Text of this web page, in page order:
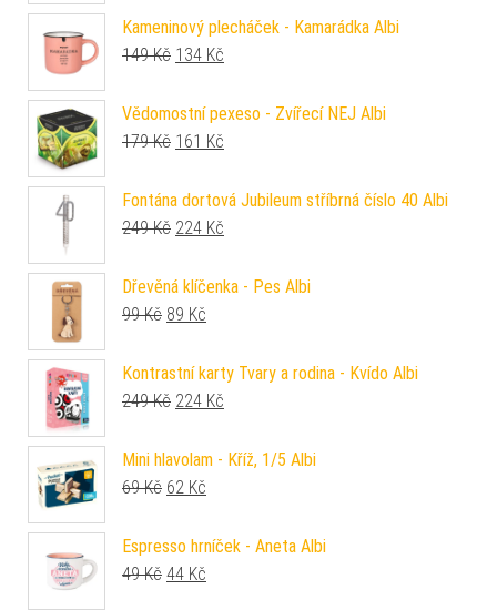
Kameninový plecháček - Kamarádka Albi
149Kč Původní cena byla: 149 Kč.
134 Kč
Vědomostní pexeso - Zvířecí NEJ Albi
179Kč Původní cena byla: 179 Kč.
161 Kč
Fontána dortová Jubileum stříbrná číslo 40 Albi
249Kč Původní cena byla: 249 Kč.
224 Kč
Dřevěná klíčenka - Pes Albi
99Kč Původní cena byla: 99 Kč.
89 Kč
Kontrastní karty Tvary a rodina - Kvído Albi
249Kč Původní cena byla: 249 Kč.
224 Kč
Mini hlavolam - Kříž, 1/5 Albi
69Kč Původní cena byla: 69 Kč.
62 Kč
Espresso hrníček - Aneta Albi
49Kč Původní cena byla: 49 Kč.
44 Kč